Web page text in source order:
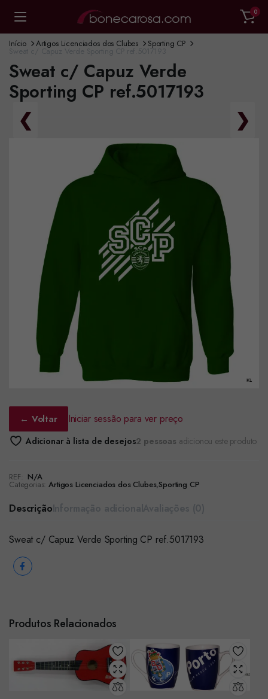
0
Início Artigos Licenciados dos Clubes Sporting CP
Sweat c/ Capuz Verde Sporting CP ref.5017193
Sweat c/ Capuz Verde
Sporting CP ref.5017193
❮ ❯
← Voltar Iniciar sessão para ver preço
Adicionar à lista de desejos2 pessoas adicionou este produto
REF: N/A
Categorias: Artigos Licenciados dos Clubes,Sporting CP
Descrição
Sweat c/ Capuz Verde Sporting CP ref.5017193
Produtos Relacionados